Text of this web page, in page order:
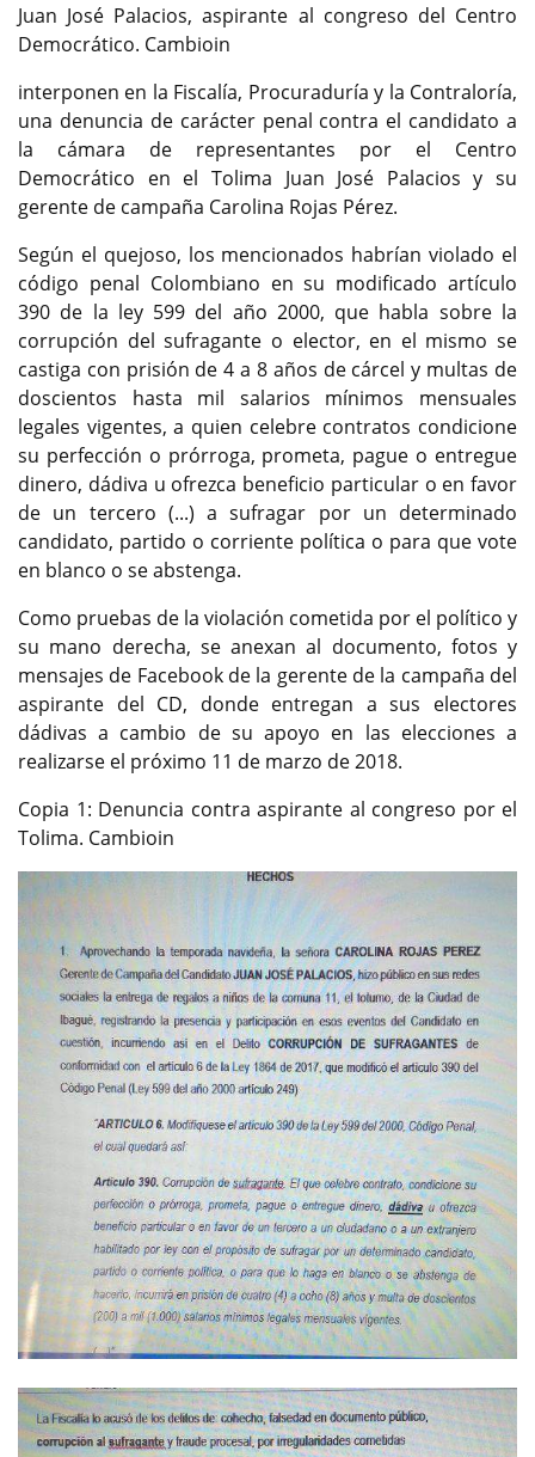
Juan José Palacios, aspirante al congreso del Centro
Democrático. Cambioin
interponen en la Fiscalía, Procuraduría y la Contraloría,
una denuncia de carácter penal contra el candidato a
la cámara de representantes por el Centro
Democrático en el Tolima Juan José Palacios y su
gerente de campaña Carolina Rojas Pérez.
Según el quejoso, los mencionados habrían violado el
código penal Colombiano en su modificado artículo
390 de la ley 599 del año 2000, que habla sobre la
corrupción del sufragante o elector, en el mismo se
castiga con prisión de 4 a 8 años de cárcel y multas de
doscientos hasta mil salarios mínimos mensuales
legales vigentes, a quien celebre contratos condicione
su perfección o prórroga, prometa, pague o entregue
dinero, dádiva u ofrezca beneficio particular o en favor
de un tercero (...) a sufragar por un determinado
candidato, partido o corriente política o para que vote
en blanco o se abstenga.
Como pruebas de la violación cometida por el político y
su mano derecha, se anexan al documento, fotos y
mensajes de Facebook de la gerente de la campaña del
aspirante del CD, donde entregan a sus electores
dádivas a cambio de su apoyo en las elecciones a
realizarse el próximo 11 de marzo de 2018.
Copia 1: Denuncia contra aspirante al congreso por el
Tolima. Cambioin